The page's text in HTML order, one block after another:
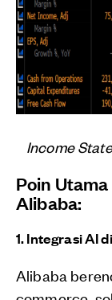
Income
Poin
Alibaba:
1. Integrasi AI
Alibaba